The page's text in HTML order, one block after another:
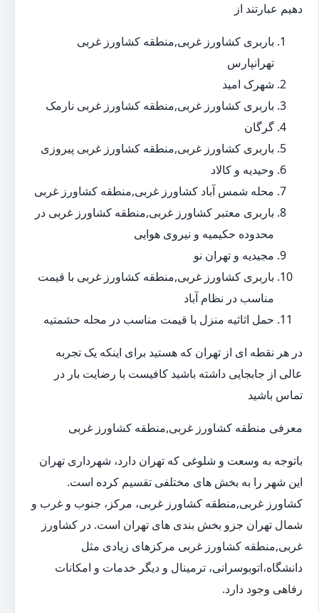
دهیم عبارتند از
باربری کشاورز غربی,منطقه کشاورز غربی
تهرانپارس
شهرک امید
باربری کشاورز غربی,منطقه کشاورز غربی نارمک
گرگان
باربری کشاورز غربی,منطقه کشاورز غربی پیروزی
وحیدیه و کالاد
محله شمس آباد کشاورز غربی,منطقه کشاورز غربی
باربری معتبر کشاورز غربی,منطقه کشاورز غربی در
محدوده حکیمیه و نیروی هوایی
مجیدیه و تهران نو
باربری کشاورز غربی,منطقه کشاورز غربی با قیمت
مناسب در نظام آباد
حمل اثاثیه منزل با قیمت مناسب در محله حشمتیه
در هر نقطه ای از تهران که هستید برای اینکه یک تجربه
عالی از جابجایی داشته باشید کافیست با رضایت بار در
تماس باشید
معرفی منطقه کشاورز غربی,منطقه کشاورز غربی
باتوجه به وسعت و شلوغی که تهران دارد، شهرداری تهران
این شهر را به بخش های مختلفی تقسیم کرده است.
کشاورز غربی,منطقه کشاورز غربی، مرکز، جنوب و غرب و
شمال تهران جزو بخش بندی های تهران است. در کشاورز
غربی,منطقه کشاورز غربی مرکزهای زیادی مثل
دانشگاه،اتوبوسرانی، ترمینال و دیگر خدمات و امکانات
رفاهی وجود دارد.